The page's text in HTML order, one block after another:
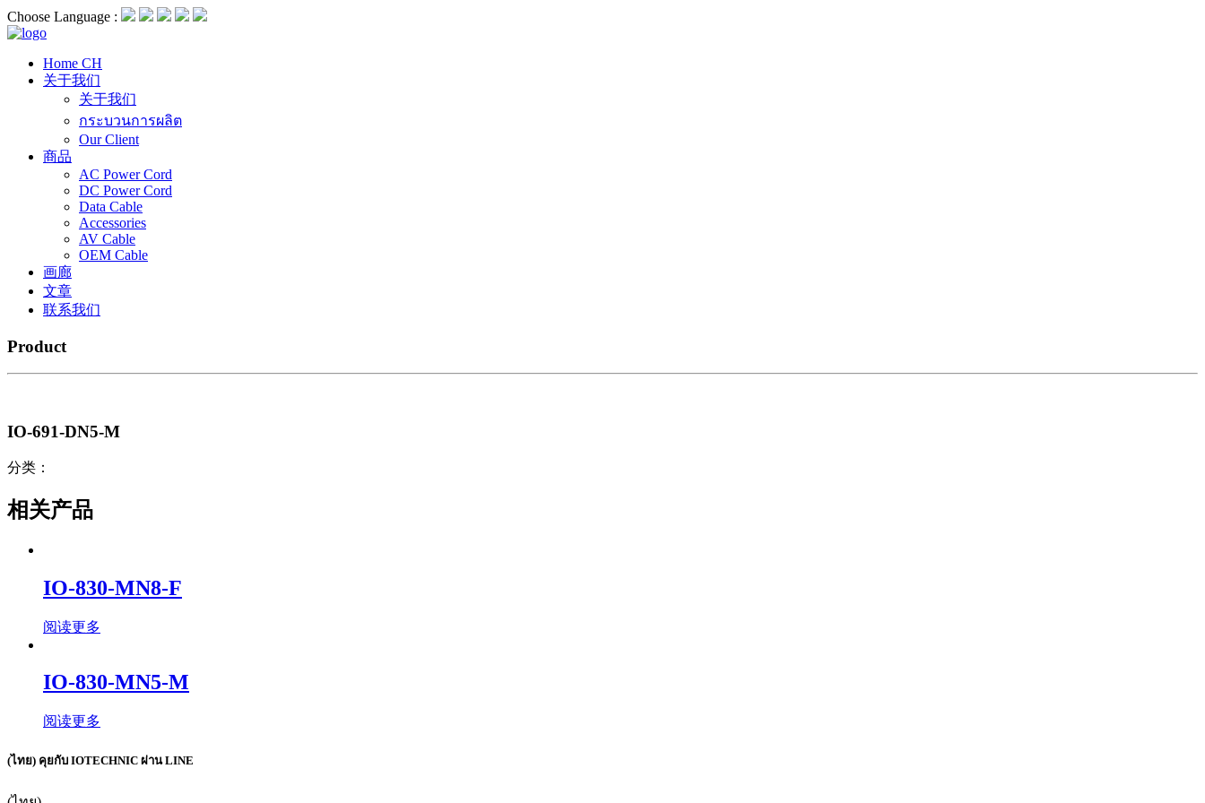
Choose Language :
Home CH
关于我们
关于我们
กระบวนการผลิต
Our Client
商品
AC Power Cord
DC Power Cord
Data Cable
Accessories
AV Cable
OEM Cable
画廊
文章
联系我们
Product
IO-691-DN5-M
分类：
相关产品
IO-830-MN8-F
阅读更多
IO-830-MN5-M
阅读更多
(ไทย) คุยกับ IOTECHNIC ผ่าน LINE